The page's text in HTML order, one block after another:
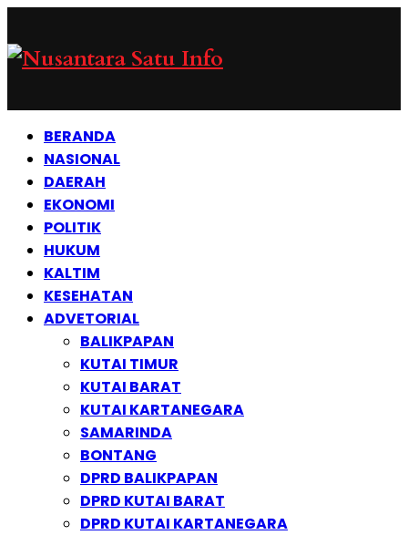
BERANDA
NASIONAL
DAERAH
EKONOMI
POLITIK
HUKUM
KALTIM
KESEHATAN
ADVETORIAL
BALIKPAPAN
KUTAI TIMUR
KUTAI BARAT
KUTAI KARTANEGARA
SAMARINDA
BONTANG
DPRD BALIKPAPAN
DPRD KUTAI BARAT
DPRD KUTAI KARTANEGARA